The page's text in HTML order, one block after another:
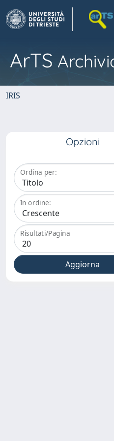
ArTS
IRIS
Opzioni
Ordina per:
In ordine:
Risultati/Pagina